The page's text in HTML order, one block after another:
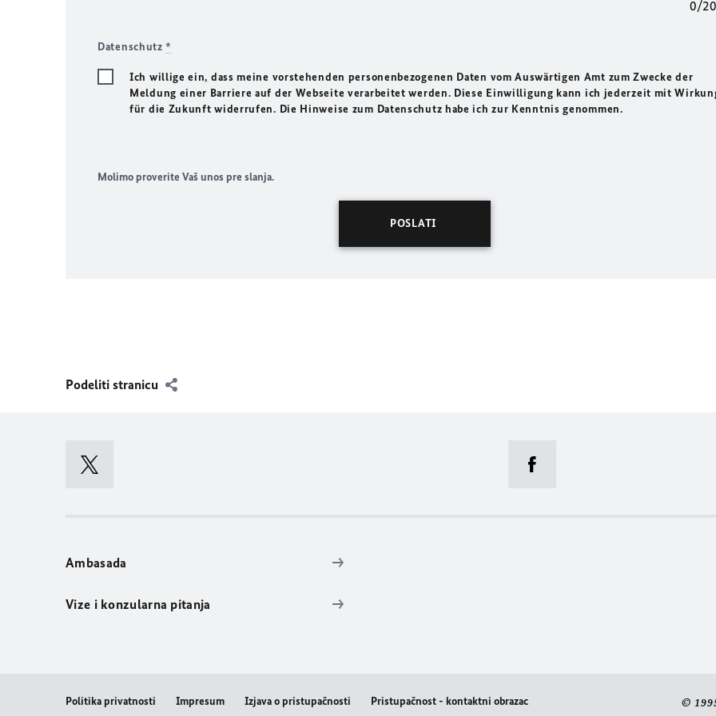
0/
Datenschutz*
Ich willige ein, dass meine vorstehenden personenbezogenen Daten vom Auswärtigen Amt zum Zwecke der
Meldung einer Barriere auf der Webseite verarbeitet werden. Diese Einwilligung kann ich jederzeit mit
für die Zukunft widerrufen. Die Hinweise zum Datenschutz habe ich zur Kenntnis genommen.
Molimo proverite Vaš unos pre slanja.
Podeliti stranicu
Ambasada
Vize i konzularna pitanja
Politika privatnosti Impresum Izjava o pristupačnosti Pristupačnost - kontaktni obrazac ©